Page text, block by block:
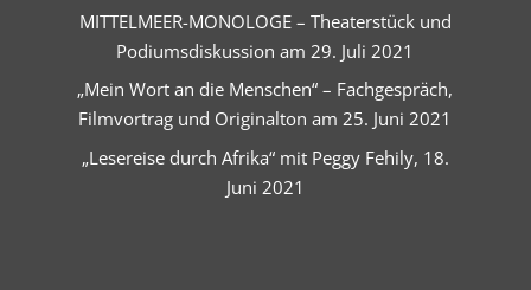
MITTELMEER-MONOLOGE – Theaterstück und
Podiumsdiskussion am 29. Juli 2021
„Mein Wort an die Menschen“ – Fachgespräch,
Filmvortrag und Originalton am 25. Juni 2021
„Lesereise durch Afrika“ mit Peggy Fehily, 18.
Juni 2021